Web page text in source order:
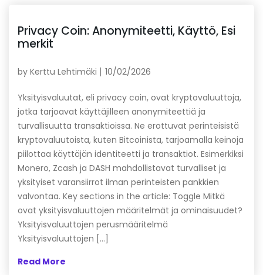
Privacy Coin: Anonymiteetti, Käyttö, Esi
merkit
by Kerttu Lehtimäki 10/02/2026
Yksityisvaluutat, eli privacy coin, ovat kryptovaluuttoja,
jotka tarjoavat käyttäjilleen anonymiteettiä ja
turvallisuutta transaktioissa. Ne erottuvat perinteisistä
kryptovaluutoista, kuten Bitcoinista, tarjoamalla keinoja
piilottaa käyttäjän identiteetti ja transaktiot. Esimerkiksi
Monero, Zcash ja DASH mahdollistavat turvalliset ja
yksityiset varansiirrot ilman perinteisten pankkien
valvontaa. Key sections in the article: Toggle Mitkä
ovat yksityisvaluuttojen määritelmät ja ominaisuudet?
Yksityisvaluuttojen perusmääritelmä
Yksityisvaluuttojen […]
Read More